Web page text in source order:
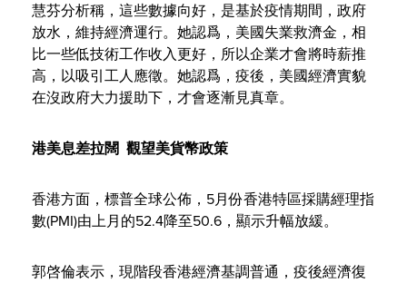
慧芬分析稱，這些數據向好，是基於疫情期間，政府
放水，維持經濟運行。她認爲，美國失業救濟金，相
比一些低技術工作收入更好，所以企業才會將時薪推
高，以吸引工人應徵。她認爲，疫後，美國經濟實貌
在沒政府大力援助下，才會逐漸見真章。
港美息差拉闊 觀望美貨幣政策
香港方面，標普全球公佈，5月份香港特區採購經理指
數(PMI)由上月的52.4降至50.6，顯示升幅放緩。
郭啓倫表示，現階段香港經濟基調普通，疫後經濟復